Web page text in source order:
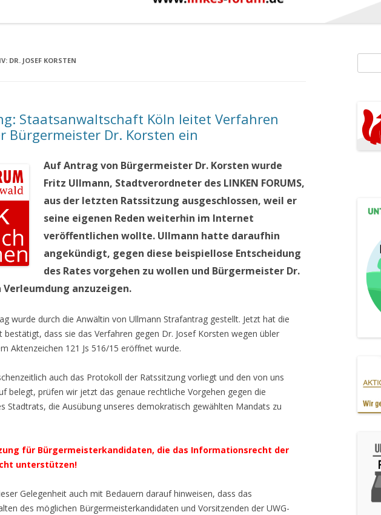
DR. JOSEF KORSTEN
Staatsanwaltschaft Köln leitet Verfahren
Bürgermeister Dr. Korsten ein
Auf Antrag von Bürgermeister Dr. Korsten wurde
Fritz Ullmann, Stadtverordneter des LINKEN FORUMS,
aus der letzten Ratssitzung ausgeschlossen, weil er
seine eigenen Reden weiterhin im Internet
veröffentlichen wollte. Ullmann hatte daraufhin
angekündigt, gegen diese beispiellose Entscheidung
des Rates vorgehen zu wollen und Bürgermeister Dr.
Verleumdung anzuzeigen.
wurde durch die Anwältin von Ullmann Strafantrag gestellt. Jetzt hat die
dass sie das Verfahren gegen Dr. Josef Korsten wegen übler
Aktenzeichen 121 Js 516/15 eröffnet wurde.
auch das Protokoll der Ratssitzung vorliegt und den von uns
belegt, prüfen wir jetzt das genaue rechtliche Vorgehen gegen die
Stadtrats, die Ausübung unseres demokratisch gewählten Mandats zu
für Bürgermeisterkandidaten, die das Informationsrecht der
unterstützen!
Gelegenheit auch mit Bedauern darauf hinweisen, dass das
des möglichen Bürgermeisterkandidaten und Vorsitzenden der UWG-